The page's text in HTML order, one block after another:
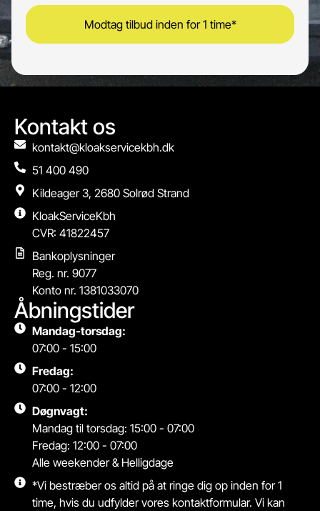
akut!
Kontakt os
kontakt@kloakservicekbh.dk
51 400 490
Kildeager 3, 2680 Solrød Strand
KloakServiceKbh
CVR: 41822457
Bankoplysninger
Reg. nr. 9077
Konto nr. 1381033070
Åbningstider
Mandag-torsdag:
07:00 - 15:00
Fredag:
07:00 - 12:00
Døgnvagt:
Mandag til torsdag: 15:00 - 07:00
Fredag: 12:00 - 07:00
Alle weekender & Helligdage
*Vi bestræber os altid på at ringe dig op inden for 1
time, hvis du udfylder vores kontaktformular. Vi kan